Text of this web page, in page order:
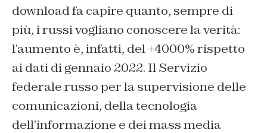
download fa capire quanto, sempre di
più, i russi vogliano conoscere la verità:
l’aumento è, infatti, del +4000% rispetto
ai dati di gennaio 2022. Il Servizio
federale russo per la supervisione delle
comunicazioni, della tecnologia
dell’informazione e dei mass media